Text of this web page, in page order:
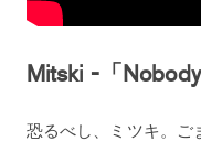
Mitski -「Nobody
恐るべし、ミツキ。ご